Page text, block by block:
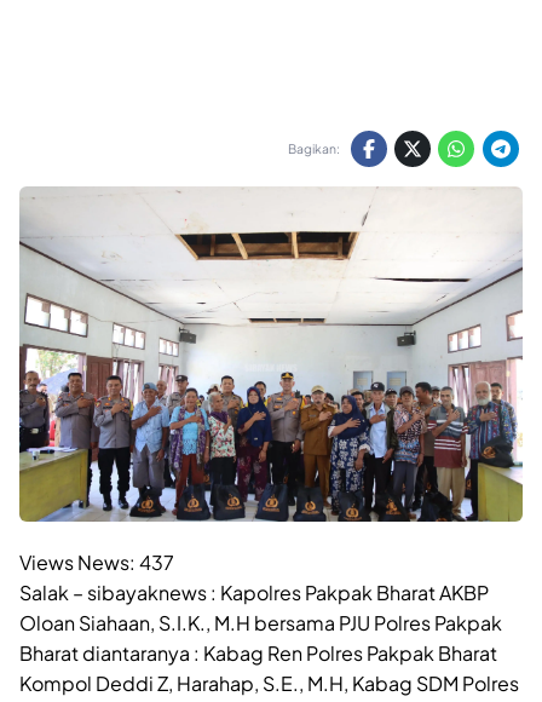
Bagikan:
Views News: 437
Salak – sibayaknews : Kapolres Pakpak Bharat AKBP
Oloan Siahaan, S.I.K., M.H bersama PJU Polres Pakpak
Bharat diantaranya : Kabag Ren Polres Pakpak Bharat
Kompol Deddi Z, Harahap, S.E., M.H, Kabag SDM Polres